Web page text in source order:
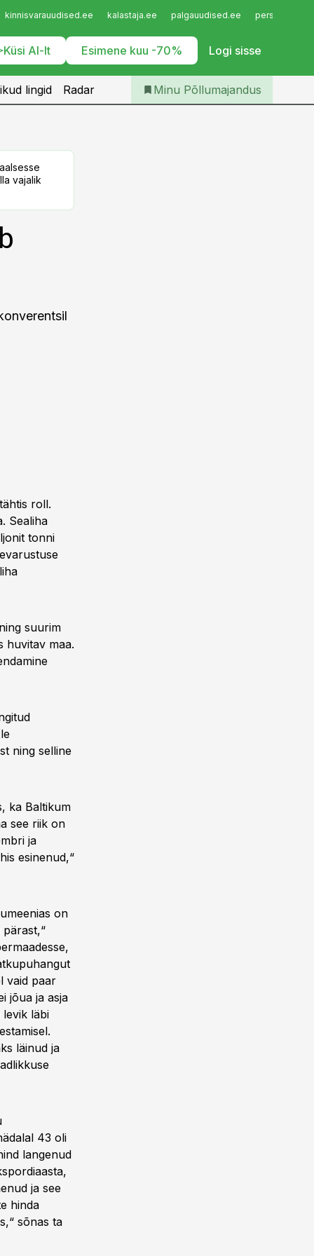
kinnisvarauudised.ee kalastaja.ee palgauudised.ee
Küsi AI-lt Esimene kuu -70% Logi sisse
Iseteenindus
Telli Põllumajandus
lingid Radar Minu Põllumajandus
vajalik
roll.
Sealiha
tonni
suurim
huvitav maa.
ning selline
ka Baltikum
see riik on
ja
esinenud,“
on
vaid paar
jõua ja asja
levik läbi
läinud ja
43 oli
langenud
ja see
hinda
sõnas ta